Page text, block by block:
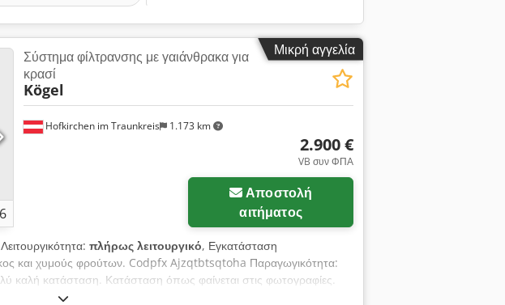
Μικρή αγγελία
6
Hofkirchen im Traunkreis 1.173 km
Σύστημα φίλτρανσης με γαιάνθρακα για
κρασί
Kögel
2.900 €
VB συν ΦΠΑ
Αποστολή
αιτήματος
πλήρως λειτουργικό, Εγκατάσταση
και χυμούς φρούτων. Codpfx Ajzqtbtsqtoha Παραγωγικότητα:
καλή κατάσταση. Κατάσταση όπως φαίνεται στις φωτογραφίες.
ραντεβού για επιθεώρηση, παρακαλώ επικοινωνήστε μαζί μου.